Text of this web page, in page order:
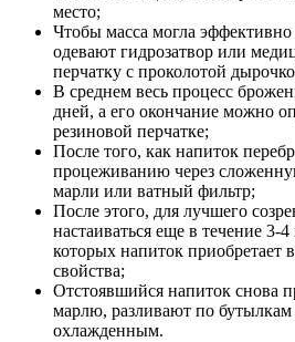
место;
Чтобы масса могла эффективно
одевают гидрозатвор или
перчатку с проколотой
В среднем весь процесс
дней, а его окончание можно
резиновой перчатке;
После того, как напиток
процеживанию через
марли или ватный фильтр;
После этого, для лучшего
настаиваться еще в течение 3-
которых напиток приобретает
свойства;
Отстоявшийся напиток снова
марлю, разливают по
охлажденным.